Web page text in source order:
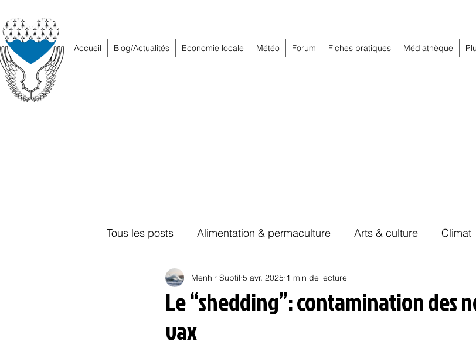
Accueil Blog/Actualités Economie locale Météo Forum Fiches pratiques Médiathèque
Tous les posts Alimentation & permaculture Arts & culture Climat
Education Energies Habitat Hors piste
Oligarchie
Le “shedding”: contamination des
vax
Menhir Subtil 5 avr. 2025 1 min de lecture